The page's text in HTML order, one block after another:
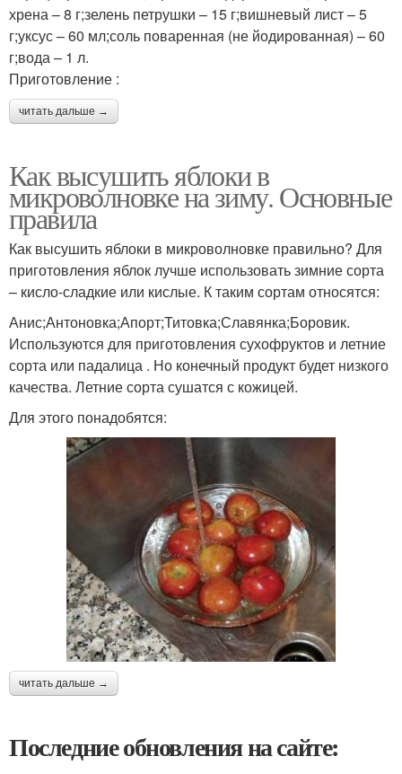
хрена – 8 г;зелень петрушки – 15 г;вишневый лист – 5
г;уксус – 60 мл;соль поваренная (не йодированная) – 60
г;вода – 1 л.
Приготовление :
читать дальше →
Как высушить яблоки в
микроволновке на зиму. Основные
правила
Как высушить яблоки в микроволновке правильно? Для
приготовления яблок лучше использовать зимние сорта
– кисло-сладкие или кислые. К таким сортам относятся:
Анис;Антоновка;Апорт;Титовка;Славянка;Боровик.
Используются для приготовления сухофруктов и летние
сорта или падалица . Но конечный продукт будет низкого
качества. Летние сорта сушатся с кожицей.
Для этого понадобятся:
читать дальше →
Последние обновления на сайте: